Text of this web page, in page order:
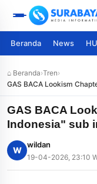
Beranda News
⌂ Beranda›Tren›
GAS BACA Lookism
English
GAS BACA
Indonesia" sub
W
wildan
19-04-2026, 23:10